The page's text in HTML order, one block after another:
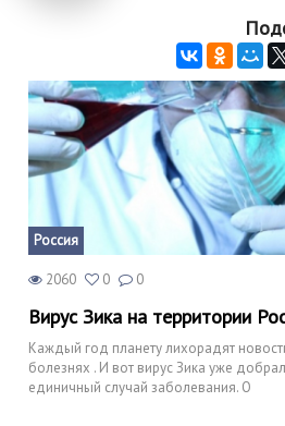
Россия
2060 0 0
Вирус Зика на территории
Каждый год планету лихорадят
болезнях . И вот вирус Зика уже
единичный случай заболевания. О